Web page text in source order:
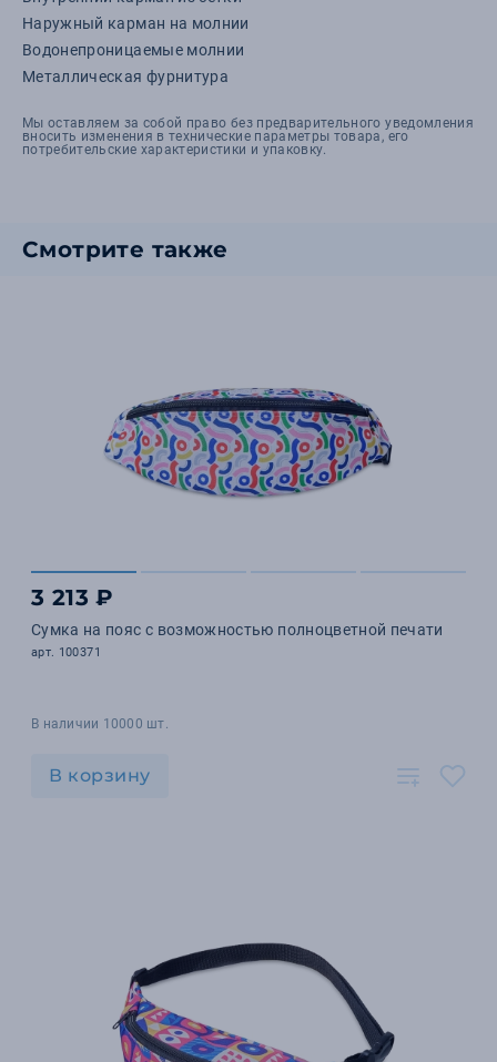
Наружный карман на молнии
Водонепроницаемые молнии
Металлическая фурнитура
Мы оставляем за собой право без предварительного уведомления
вносить изменения в технические параметры товара, его
потребительские характеристики и упаковку.
Смотрите также
3 213 ₽
Сумка на пояс с возможностью полноцветной печати
арт. 100371
В наличии 10000 шт.
В корзину